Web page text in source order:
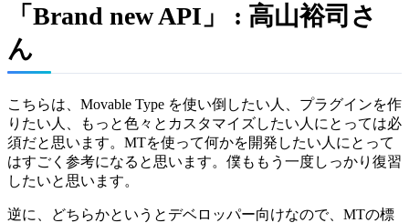
「Brand new API」 : 高山裕司さ
ん
こちらは、Movable Type を使い倒したい人、プラグインを作
りたい人、もっと色々とカスタマイズしたい人にとっては必
須だと思います。MTを使って何かを開発したい人にとって
はすごく参考になると思います。僕ももう一度しっかり復習
したいと思います。
逆に、どちらかというとデベロッパー向けなので、MTの標